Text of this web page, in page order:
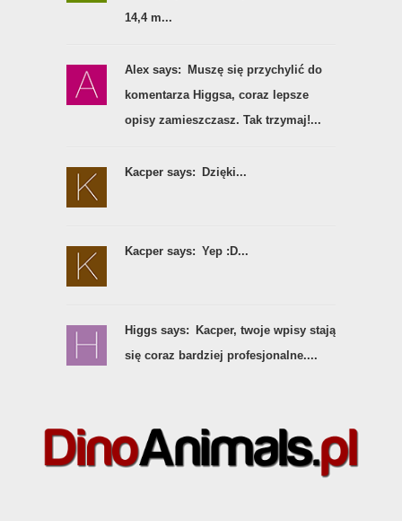
14,4 m...
Alex says:
Muszę się przychylić do
komentarza Higgsa, coraz lepsze
opisy zamieszczasz. Tak trzymaj!...
Kacper says: Dzięki...
Kacper says: Yep :D...
Higgs says:
Kacper, twoje wpisy stają
się coraz bardziej profesjonalne....